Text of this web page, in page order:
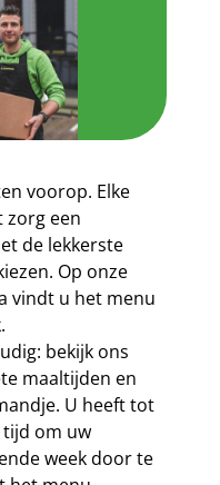
voorop. Elke
zorg een
de lekkerste
Op onze
vindt u het menu
bekijk ons
maaltijden en
U heeft tot
tijd om uw
week door te